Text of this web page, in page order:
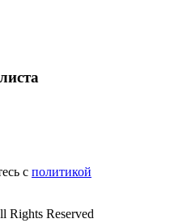
с политикой
Rights Reserved